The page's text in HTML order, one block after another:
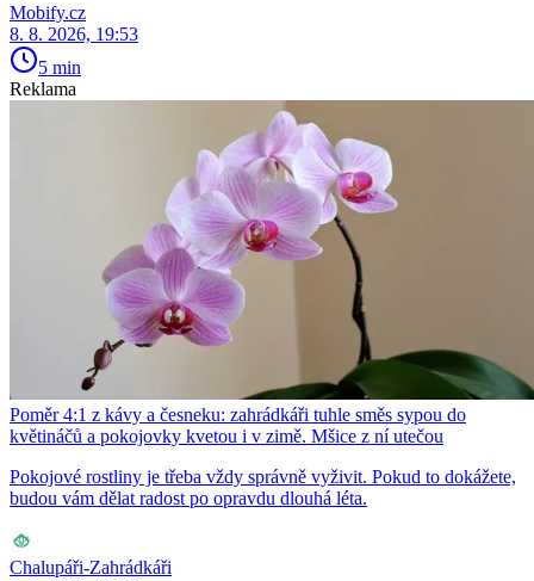
Mobify.cz
8. 8. 2026, 19:53
5 min
Reklama
Poměr 4:1 z kávy a česneku: zahrádkáři tuhle směs sypou do
květináčů a pokojovky kvetou i v zimě. Mšice z ní utečou
Pokojové rostliny je třeba vždy správně vyživit. Pokud to dokážete,
budou vám dělat radost po opravdu dlouhá léta.
Chalupáři-Zahrádkáři